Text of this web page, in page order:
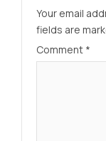
Your email
fields are
Comment *